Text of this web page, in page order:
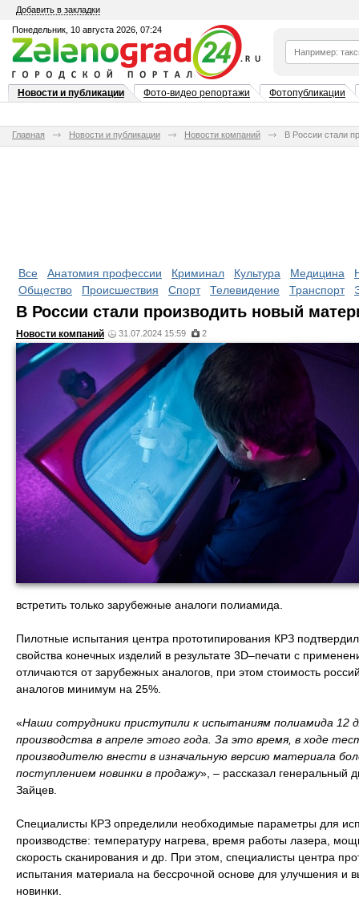
Добавить в закладки
Понедельник, 10 августа 2026, 07:24
Новости и публикации Фото-видео репортажи Фотопубликации
Главная Новости и публикации Новости компаний В России стали
Все Анатомия профессии Криминал Культура Медицина
Общество
Происшествия Спорт Телевидение Транспорт
В России стали производить новый
Новости компаний 31.07.2024 15:59 2
встретить только зарубежные аналоги полиамида.
Пилотные испытания центра прототипирования КРЗ
свойства конечных изделий в результате 3D–печати с
отличаются от зарубежных аналогов, при этом стоимость
аналогов минимум на 25%.
«Наши сотрудники приступили к испытаниям полиамида 12
производства в апреле этого года. За это время, в ходе
производителю внести в изначальную версию материала
поступлением новинки в продажу», – рассказал генеральный
Зайцев.
Специалисты КРЗ определили необходимые параметры для
производстве: температуру нагрева, время работы лазера,
скорость сканирования и др. При этом, специалисты центра
испытания материала на бессрочной основе для улучшения и
новинки.